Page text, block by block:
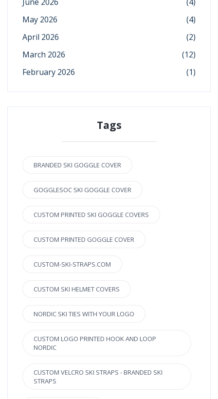
May 2026
(4)
April 2026
(2)
March 2026
(12)
February 2026
(1)
Tags
BRANDED SKI GOGGLE COVER
GOGGLESOC SKI GOGGLE COVER
CUSTOM PRINTED SKI GOGGLE COVERS
CUSTOM PRINTED GOGGLE COVER
CUSTOM-SKI-STRAPS.COM
CUSTOM SKI HELMET COVERS
NORDIC SKI TIES WITH YOUR LOGO
CUSTOM LOGO PRINTED HOOK AND LOOP
NORDIC
CUSTOM VELCRO SKI STRAPS - BRANDED SKI
STRAPS